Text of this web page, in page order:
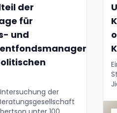
der
für
und
der